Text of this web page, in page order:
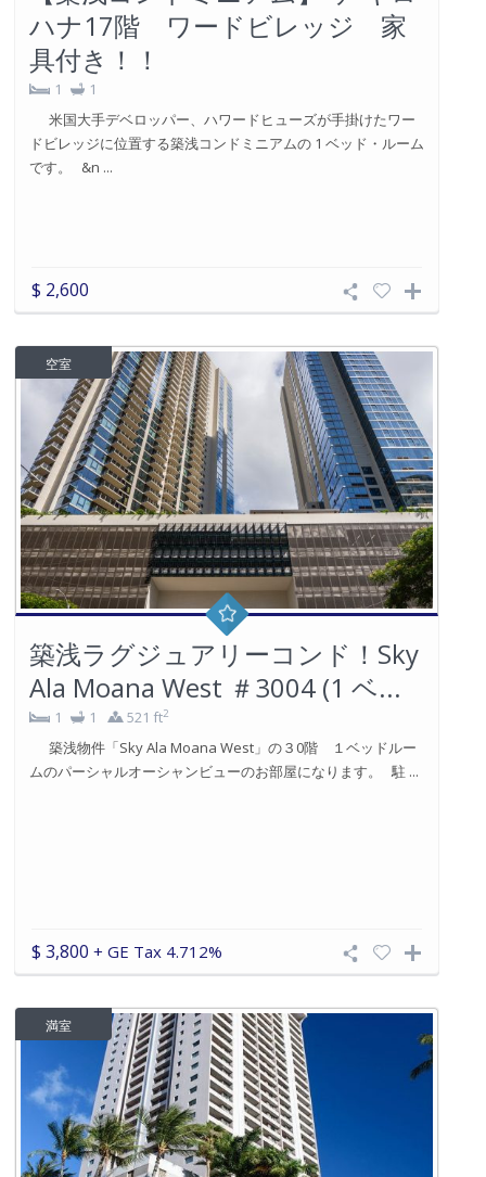
【築浅コンドミニアム】 ケ キロ
ハナ17階 ワードビレッジ 家
具付き！！
1
1
米国大手デベロッパー、ハワードヒューズが手掛けたワー
ドビレッジに位置する築浅コンドミニアムの 1 ベッド・ルーム